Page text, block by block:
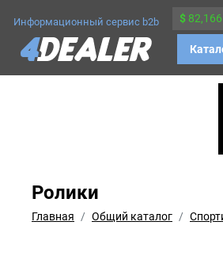
Информационный сервис b2b $
Ролики
Главная Общий каталог